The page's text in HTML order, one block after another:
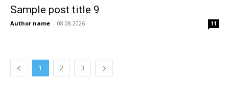
Sample post title 9
Author name - 08.08.2026 11
1 2 3